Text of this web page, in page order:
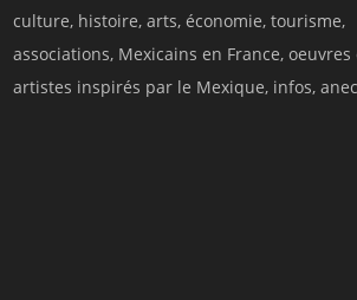
culture, histoire, arts, économie, tourisme,
associations, Mexicains en France, oeuvres
artistes inspirés par le Mexique, infos,